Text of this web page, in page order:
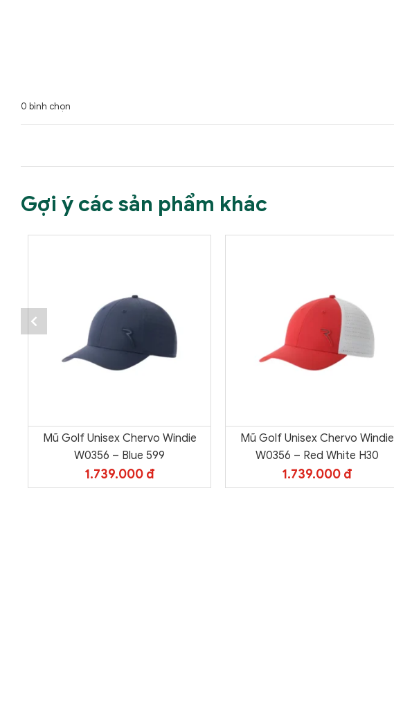
0 bình chọn
Gợi ý các sản phẩm khác
Mũ Golf Unisex Chervo Windie
W0356 – Blue 599
1.739.000 đ
Mũ Golf Unisex Chervo Windie
W0356 – Red White H30
1.739.000 đ